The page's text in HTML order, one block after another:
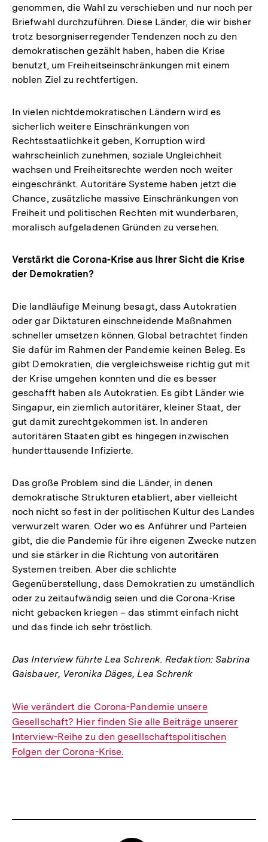
genommen, die Wahl zu verschieben und nur noch per
Briefwahl durchzuführen. Diese Länder, die wir bisher
trotz besorgniserregender Tendenzen noch zu den
demokratischen gezählt haben, haben die Krise
benutzt, um Freiheitseinschränkungen mit einem
noblen Ziel zu rechtfertigen.
In vielen nichtdemokratischen Ländern wird es
sicherlich weitere Einschränkungen von
Rechtsstaatlichkeit geben, Korruption wird
wahrscheinlich zunehmen, soziale Ungleichheit
wachsen und Freiheitsrechte werden noch weiter
eingeschränkt. Autoritäre Systeme haben jetzt die
Chance, zusätzliche massive Einschränkungen von
Freiheit und politischen Rechten mit wunderbaren,
moralisch aufgeladenen Gründen zu versehen.
Verstärkt die Corona-Krise aus Ihrer Sicht die Krise
der Demokratien?
Die landläufige Meinung besagt, dass Autokratien
oder gar Diktaturen einschneidende Maßnahmen
schneller umsetzen können. Global betrachtet finden
Sie dafür im Rahmen der Pandemie keinen Beleg. Es
gibt Demokratien, die vergleichsweise richtig gut mit
der Krise umgehen konnten und die es besser
geschafft haben als Autokratien. Es gibt Länder wie
Singapur, ein ziemlich autoritärer, kleiner Staat, der
gut damit zurechtgekommen ist. In anderen
autoritären Staaten gibt es hingegen inzwischen
hunderttausende Infizierte.
Das große Problem sind die Länder, in denen
demokratische Strukturen etabliert, aber vielleicht
noch nicht so fest in der politischen Kultur des Landes
verwurzelt waren. Oder wo es Anführer und Parteien
gibt, die die Pandemie für ihre eigenen Zwecke nutzen
und sie stärker in die Richtung von autoritären
Systemen treiben. Aber die schlichte
Gegenüberstellung, dass Demokratien zu umständlich
oder zu zeitaufwändig seien und die Corona-Krise
nicht gebacken kriegen – das stimmt einfach nicht
und das finde ich sehr tröstlich.
Das Interview führte Lea Schrenk. Redaktion: Sabrina
Gaisbauer, Veronika Däges, Lea Schrenk
Interner
Link:
Wie verändert die Corona-Pandemie unsere
Gesellschaft? Hier finden Sie alle Beiträge unserer
Interview-Reihe zu den gesellschaftspolitischen
Folgen der Corona-Krise.